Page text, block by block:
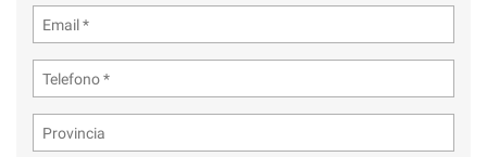
Cookie per il miglioramento dell'esperienza utente
Cookie analitici
Cookie di marketing